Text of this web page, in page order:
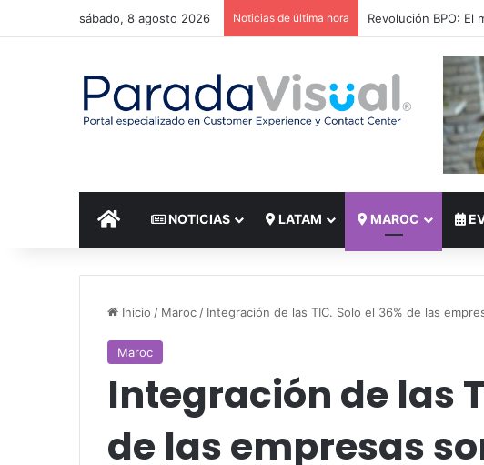
sábado, 8 agosto 2026 Noticias de última hora El reto del
INICIO NOTICIAS LATAM MAROC
Inicio / Maroc/ Integración de las TIC. Solo el 36% de las
Maroc
Integración de las
de las empresas